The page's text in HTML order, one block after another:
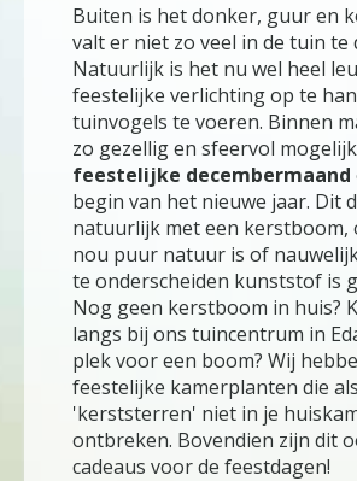
Buiten is het donker, guur en
valt er niet zo veel in de tuin te
Natuurlijk is het nu wel heel
feestelijke verlichting op te
tuinvogels te voeren. Binnen
zo gezellig en sfeervol
feestelijke decembermaand
begin van het nieuwe jaar. Dit
natuurlijk met een kerstboom,
nou puur natuur is of
te onderscheiden kunststof is
Nog geen kerstboom in huis?
langs bij ons tuincentrum in
plek voor een boom? Wij
feestelijke kamerplanten die als
'kerststerren' niet in je
ontbreken. Bovendien zijn dit
cadeaus voor de feestdagen!